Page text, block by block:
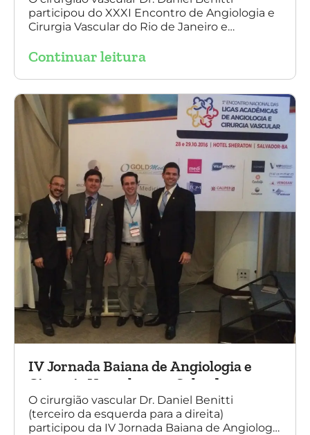
do Rio de Janeiro
participou do XXXI Encontro de Angiologia e
Cirurgia Vascular do Rio de Janeiro e
multilayer no tratamento de aneurisma
Continuar leitura
IV Jornada Baiana de Angiologia e
Cirurgia Vascular, em Salvador
O cirurgião vascular Dr. Daniel Benitti
(terceiro da esquerda para a direita)
participou da IV Jornada Baiana de Angiologia